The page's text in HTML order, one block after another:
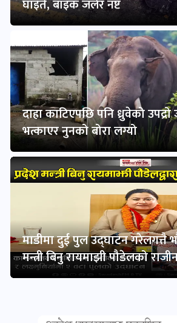
घाइते, बाइक जलेर नष्ट
दाह्रा काटिएपछि पनि ध्रुवेको
भत्काएर नुनको बोरा लग्यो
माडीमा दुई पुल उद्घाटन गरेलगत्तै
मन्त्री बिनु रायमाझी पौडेलको